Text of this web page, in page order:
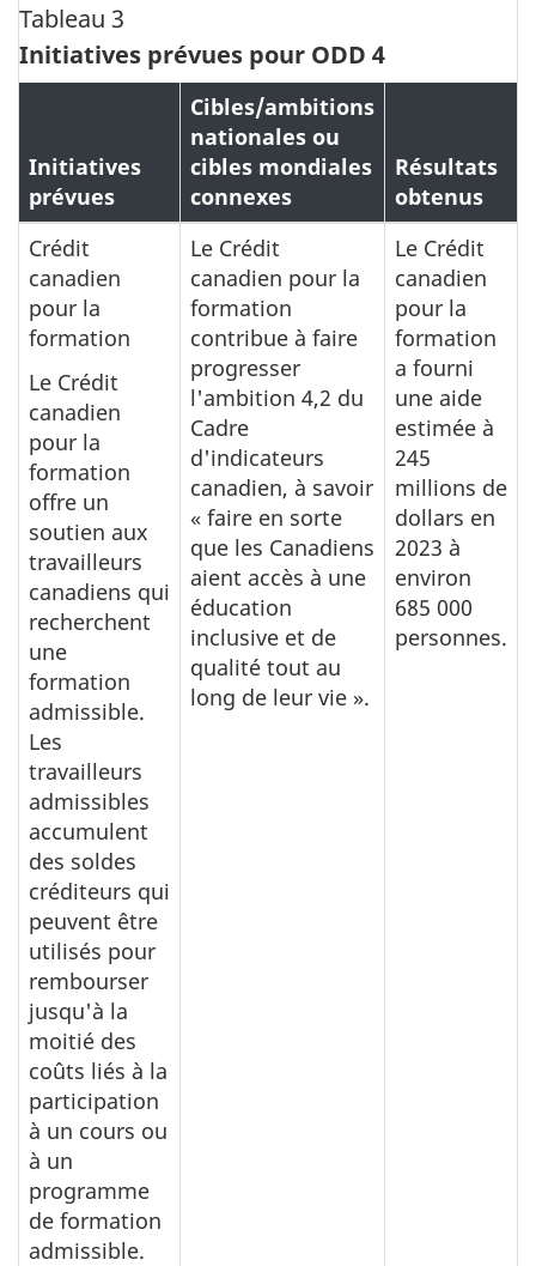
Tableau 3
Initiatives prévues pour ODD 4
Initiatives
prévues
Cibles/ambitions
nationales ou
cibles mondiales
connexes
Résultats
obtenus
Crédit
canadien
pour la
formation
Le Crédit
canadien
pour la
formation
offre un
soutien aux
travailleurs
canadiens qui
recherchent
une
formation
admissible.
Les
travailleurs
admissibles
accumulent
des soldes
créditeurs qui
peuvent être
utilisés pour
rembourser
jusqu'à la
moitié des
coûts liés à la
participation
à un cours ou
à un
programme
de formation
admissible.
Le Crédit
canadien pour la
formation
contribue à faire
progresser
l'ambition 4,2 du
Cadre
d'indicateurs
canadien, à savoir
« faire en sorte
que les Canadiens
aient accès à une
éducation
inclusive et de
qualité tout au
long de leur vie ».
Le Crédit
canadien
pour la
formation
a fourni
une aide
estimée à
245
millions de
dollars en
2023 à
environ
685 000
personnes.